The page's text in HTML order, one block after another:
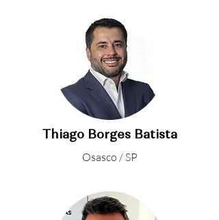
Thiago Borges Batista
Osasco / SP